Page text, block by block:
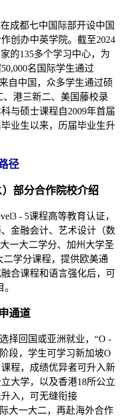
成都七中国际部开设中国
创办中英学院。截至2024
的135多个学习中心，为
名国际学生通过
自中国，众多学生通过硕
港三新二、美国藤校录
与硕士课程自2009年首届
业生以来，历届毕业生升
径
部分合作院校介绍
- 5课程高等教育认证，
金融会计、艺术设计（数
一大二学分、加州大学圣
学分课程，提供欧美通
合课程和语言强化后，可
通道
择回国或亚洲就业，“O -
段，学生可学习新加坡O
程，成绩优异者可升入新
大学，以及香港18所公立
入，可无缝衔接
大一大二，再赴海外合作